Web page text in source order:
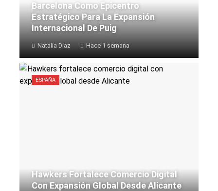
Barcelona Como Epicentro
Estratégico Para La Expansión
Internacional De Puig
Natalia Díaz Hace 1 semana
ESPAÑA
Hawkers Fortalece Comercio Digital
Con Expansión Global Desde Alicante